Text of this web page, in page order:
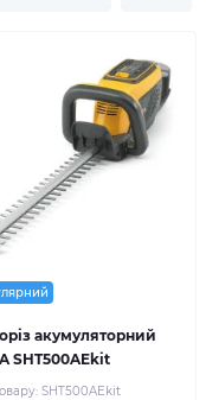
акумуляторний
SHT500AEkit
SHT500AEkit